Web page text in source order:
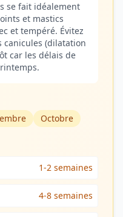
se fait idéalement
et mastics
et tempéré. Évitez
canicules (dilatation
car les délais de
Octobre
1-2 semaines
4-8 semaines